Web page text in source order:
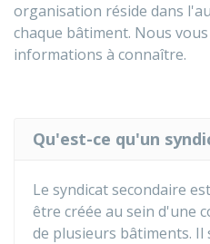
organisation réside dans
chaque bâtiment. Nous
informations à connaître.
Qu'est-ce qu'un
Le syndicat secondaire
être créée au sein d'une
de plusieurs bâtiments. Il